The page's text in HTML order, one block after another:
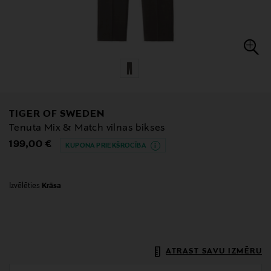
TIGER OF SWEDEN
Tenuta Mix & Match vilnas bikses
Original Price
199,00 € KUPONA PRIEKŠROCĪBA
Izvēlēties Krāsa
ATRAST SAVU IZMĒRU